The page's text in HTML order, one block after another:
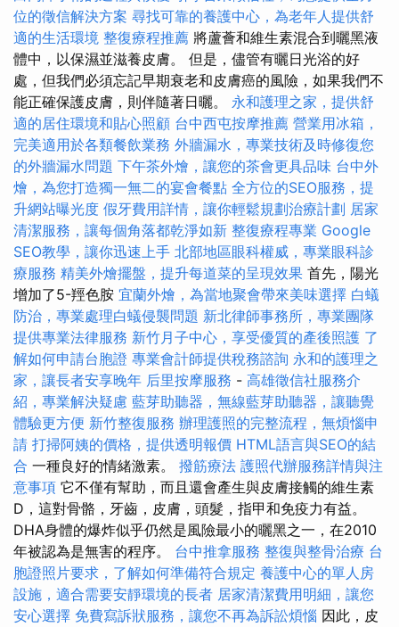
位的徵信解決方案 尋找可靠的養護中心，為老年人提供舒
適的生活環境 整復療程推薦 將蘆薈和維生素混合到曬黑液
體中，以保濕並滋養皮膚。 但是，儘管有曬日光浴的好
處，但我們必須忘記早期衰老和皮膚癌的風險，如果我們不
能正確保護皮膚，則伴隨著日曬。 永和護理之家，提供舒
適的居住環境和貼心照顧 台中西屯按摩推薦 營業用冰箱，
完美適用於各類餐飲業務 外牆漏水，專業技術及時修復您
的外牆漏水問題 下午茶外燴，讓您的茶會更具品味 台中外
燴，為您打造獨一無二的宴會餐點 全方位的SEO服務，提
升網站曝光度 假牙費用詳情，讓你輕鬆規劃治療計劃 居家
清潔服務，讓每個角落都乾淨如新 整復療程專業 Google
SEO教學，讓你迅速上手 北部地區眼科權威，專業眼科診
療服務 精美外燴擺盤，提升每道菜的呈現效果 首先，陽光
增加了5-羥色胺 宜蘭外燴，為當地聚會帶來美味選擇 白蟻
防治，專業處理白蟻侵襲問題 新北律師事務所，專業團隊
提供專業法律服務 新竹月子中心，享受優質的產後照護 了
解如何申請台胞證 專業會計師提供稅務諮詢 永和的護理之
家，讓長者安享晚年 后里按摩服務 - 高雄徵信社服務介
紹，專業解決疑慮 藍芽助聽器，無線藍芽助聽器，讓聽覺
體驗更方便 新竹整復服務 辦理護照的完整流程，無煩惱申
請 打掃阿姨的價格，提供透明報價 HTML語言與SEO的結
合 一種良好的情緒激素。 撥筋療法 護照代辦服務詳情與注
意事項 它不僅有幫助，而且還會產生與皮膚接觸的維生素
D，這對骨骼，牙齒，皮膚，頭髮，指甲和免疫力有益。
DHA身體的爆炸似乎仍然是風險最小的曬黑之一，在2010
年被認為是無害的程序。 台中推拿服務 整復與整骨治療 台
胞證照片要求，了解如何準備符合規定 養護中心的單人房
設施，適合需要安靜環境的長者 居家清潔費用明細，讓您
安心選擇 免費寫訴狀服務，讓您不再為訴訟煩惱 因此，皮